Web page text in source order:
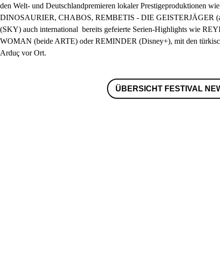
den Welt- und Deutschlandpremieren lokaler Prestigeproduktionen
DINOSAURIER, CHABOS, REMBETIS - DIE GEISTERJÄGER
(SKY) auch international bereits gefeierte Serien-Highlights wie
WOMAN (beide ARTE) oderREMINDER (Disney+), mit den
Arduç vor Ort.
ÜBERSICHT FESTIVAL